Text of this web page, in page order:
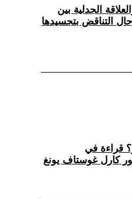
الجدلية بين
التناقض بتجسيدها
قراءة في
كارل غوستاف يونغ